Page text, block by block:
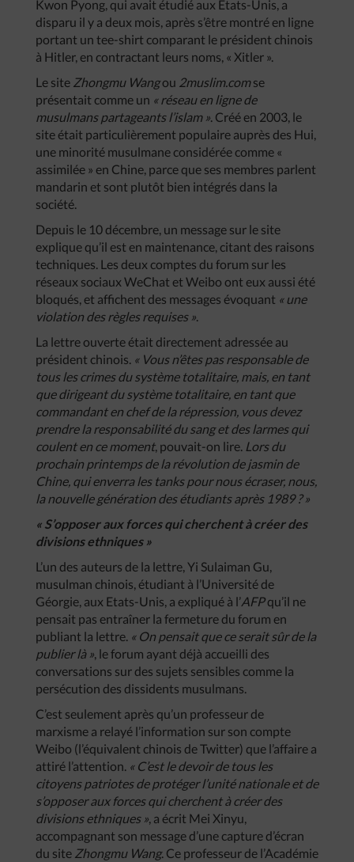
Kwon Pyong, qui avait étudié aux Etats-Unis, a
disparu il y a deux mois, après s’être montré en ligne
portant un tee-shirt comparant le président chinois
à Hitler, en contractant leurs noms, « Xitler ».
Le site Zhongmu Wangou 2muslim.comse
présentait comme un « réseau en ligne de
musulmans partageants l’islam ». Créé en 2003, le
site était particulièrement populaire auprès des Hui,
une minorité musulmane considérée comme «
assimilée » en Chine, parce que ses membres parlent
mandarin et sont plutôt bien intégrés dans la
société.
Depuis le 10 décembre, un message sur le site
explique qu’il est en maintenance, citant des raisons
techniques. Les deux comptes du forum sur les
réseaux sociaux WeChat et Weibo ont eux aussi été
bloqués, et affichent des messages évoquant « une
violation des règles requises ».
La lettre ouverte était directement adressée au
président chinois. « Vous n’êtes pas responsable de
tous les crimes du système totalitaire, mais, en tant
que dirigeant du système totalitaire, en tant que
commandant en chef de la répression, vous devez
prendre la responsabilité du sang et des larmes qui
coulent en ce moment, pouvait-on lire. Lors du
prochain printemps de la révolution de jasmin de
Chine, qui enverra les tanks pour nous écraser, nous,
la nouvelle génération des étudiants après 1989 ? »
« S’opposer aux forces qui cherchent à créer des
divisions ethniques »
L’un des auteurs de la lettre, Yi Sulaiman Gu,
musulman chinois, étudiant à l’Université de
Géorgie, aux Etats-Unis, a expliqué à l’AFPqu’il ne
pensait pas entraîner la fermeture du forum en
publiant la lettre. « On pensait que ce serait sûr de la
publier là », le forum ayant déjà accueilli des
conversations sur des sujets sensibles comme la
persécution des dissidents musulmans.
C’est seulement après qu’un professeur de
marxisme a relayé l’information sur son compte
Weibo (l’équivalent chinois de Twitter) que l’affaire a
attiré l’attention. « C’est le devoir de tous les
citoyens patriotes de protéger l’unité nationale et de
s’opposer aux forces qui cherchent à créer des
divisions ethniques », a écrit Mei Xinyu,
accompagnant son message d’une capture d’écran
du site Zhongmu Wang. Ce professeur de l’Académie